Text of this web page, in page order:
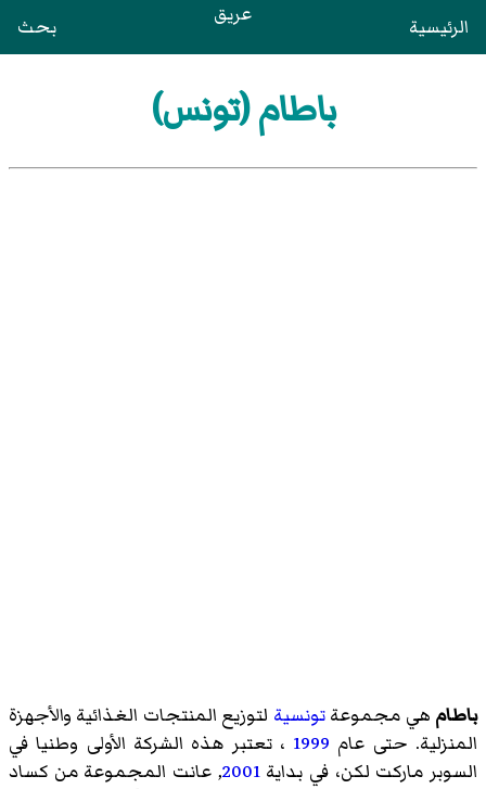
الرئيسية عريق بحث
باطام (تونس)
باطام هي مجموعةتونسية لتوزيع المنتجات الغذائية والأجهزة
المنزلية. حتى عام 1999 ، تعتبر هذه الشركة الأولى وطنيا في
السوبر ماركت لكن، في بداية2001, عانت المجموعة من كساد